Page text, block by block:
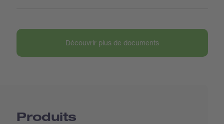
Découvrir plus de documents
Produits